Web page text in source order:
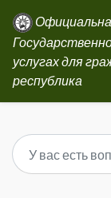
услугах для
республика